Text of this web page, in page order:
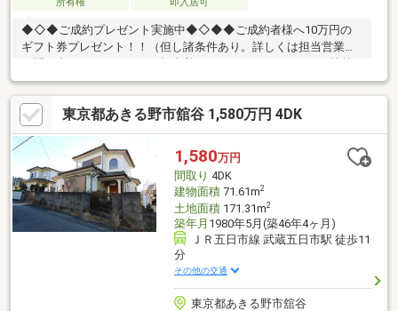
所有権
即入居可
◆◇◆ご成約プレゼント実施中◆◇◆◆ご成約者様へ10万円の
ギフト券プレゼント！！（但し諸条件あり。詳しくは担当営業に
えの大型リビング！別荘や民泊施設としてもご利用頂けます
♪POINT2. 8LDKの大型間取りPOINT3. 収納力抜群の小屋裏収納
あり
東京都あきる野市舘谷 1,580万円 4DK
1,580万円
間取り 4DK
建物面積71.61m2
土地面積171.31m2
築年月 1980年5月(築46年4ヶ月)
ＪＲ五日市線 武蔵五日市駅 徒歩11
分
その他の交通
東京都あきる野市舘谷